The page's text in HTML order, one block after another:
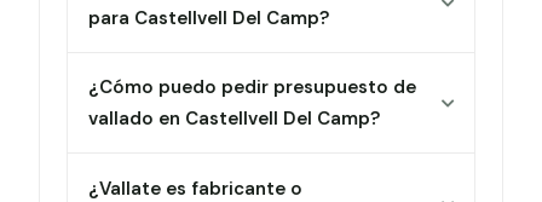
para Castellvell Del Camp?
¿Cómo puedo pedir presupuesto de
vallado en Castellvell Del Camp?
¿Vallate es fabricante o